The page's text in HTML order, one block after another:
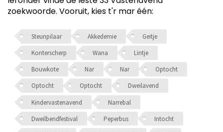
zoekwoorde. Vooruit, kies t'r mar één:
Steunpilaar Akkedemie
Geitje
Konterscherp
Wana
Lintje
Bouwkote
Nar Nar
Optocht
Optocht
Optocht
Dweilavend
Kindervastenavend
Narrebal
Dweilbendfestival
Peperbus
Intocht